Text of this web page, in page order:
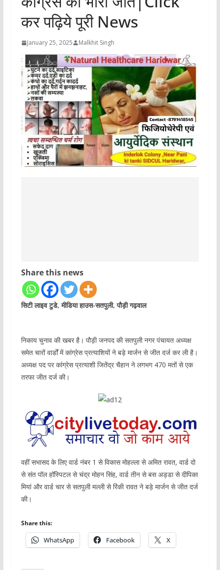
कर पढ़िये पूरी News
January 25, 2025 Malkhit Singh
Share this news
सिटी लाइव टुडे, मीडिया हाउस-सतपुली, पौड़ी गढ़वाल
निकाय चुनाव की खबर है। पौड़ी जनपद की सतपुली नगर पंचायत अध्यक्ष
समेत चारों वार्डों में कांग्रेस प्रत्याशियों ने बड़े मार्जन से जीत दर्ज कर ली है।
अध्यक्ष पद पर कांग्रेस प्रत्याशी जितेंद्र चैहान ने लगभग 470 मतों से एक
तरफा जीत दर्ज की।
वहीं सभासद के लिए वार्ड नंबर 1 से विकास मोहल्ला से अमित रावत, वार्ड दो
से संत पॉल हॉस्पिटल से चंद्र मोहन सिंह, वार्ड तीन से बस अड्डा से दीपिका
मियां और वार्ड चार से सतपुली मल्ली से रिंकी रावत ने बड़े मार्जन से जीत दर्ज
की।
Share this:
WhatsApp Facebook X